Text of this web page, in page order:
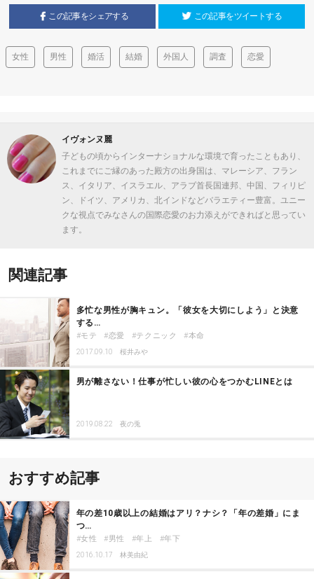
この記事をシェアする この記事をツイートする
女性 男性 婚活 結婚 外国人 調査 恋愛
イヴォンヌ麗
子どもの頃からインターナショナルな環境で育ったこともあり、
これまでにご縁のあった殿方の出身国は、マレーシア、フラン
ス、イタリア、イスラエル、アラブ首長国連邦、中国、フィリピ
ン、ドイツ、アメリカ、北インドなどバラエティー豊富。ユニー
クな視点でみなさんの国際恋愛のお力添えができればと思ってい
ます。
関連記事
多忙な男性が胸キュン。「彼女を大切にしよう」と決意
する…
モテ 恋愛 テクニック 本命
2017.09.10 桜井みや
男が離さない！仕事が忙しい彼の心をつかむLINEとは
2019.08.22 夜の兎
おすすめ記事
年の差10歳以上の結婚はアリ？ナシ？「年の差婚」にま
つ…
女性 男性 年上 年下
2016.10.17 林美由紀